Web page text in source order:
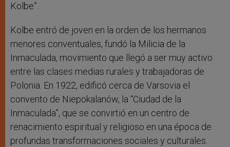
Kolbe”.
Kolbe entró de joven en la orden de los hermanos
menores conventuales, fundó la Milicia de la
Inmaculada, movimiento que llegó a ser muy activo
entre las clases medias rurales y trabajadoras de
Polonia. En 1922, edificó cerca de Varsovia el
convento de Niepokalanów, la “Ciudad de la
Inmaculada”, que se convirtió en un centro de
renacimiento espiritual y religioso en una época de
profundas transformaciones sociales y culturales.